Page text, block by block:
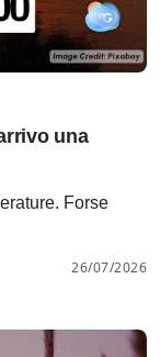
una
Forse
26/07/2026